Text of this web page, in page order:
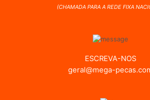
(CHAMADA PARA A REDE FIXA
ESCREVA-NOS
geral@mega-